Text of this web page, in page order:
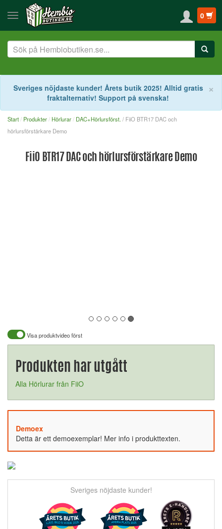
0
×
Sveriges nöjdaste kunder! Årets butik 2025! Alltid gratis
fraktalternativ! Support på svenska!
Start Produkter Hörlurar DAC+Hörlursförst. / FiiO BTR17 DAC och
hörlursförstärkare Demo
FiiO BTR17 DAC och hörlursförstärkare Demo
Visa produktvideo först
Produkten har utgått
Alla Hörlurar från FiiO
Demoex
Detta är ett demoexemplar! Mer info i produkttexten.
Sveriges nöjdaste kunder!